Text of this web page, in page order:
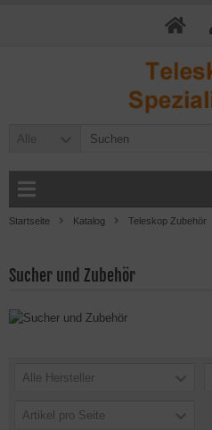
Alle
Startseite Katalog Teleskop Zubehör
Sucher und Zubehör
Alle Hersteller
Artikel pro Seite